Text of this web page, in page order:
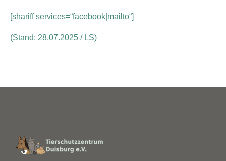
[shariff services=“facebook|mailto“]
(Stand: 28.07.2025 / LS)